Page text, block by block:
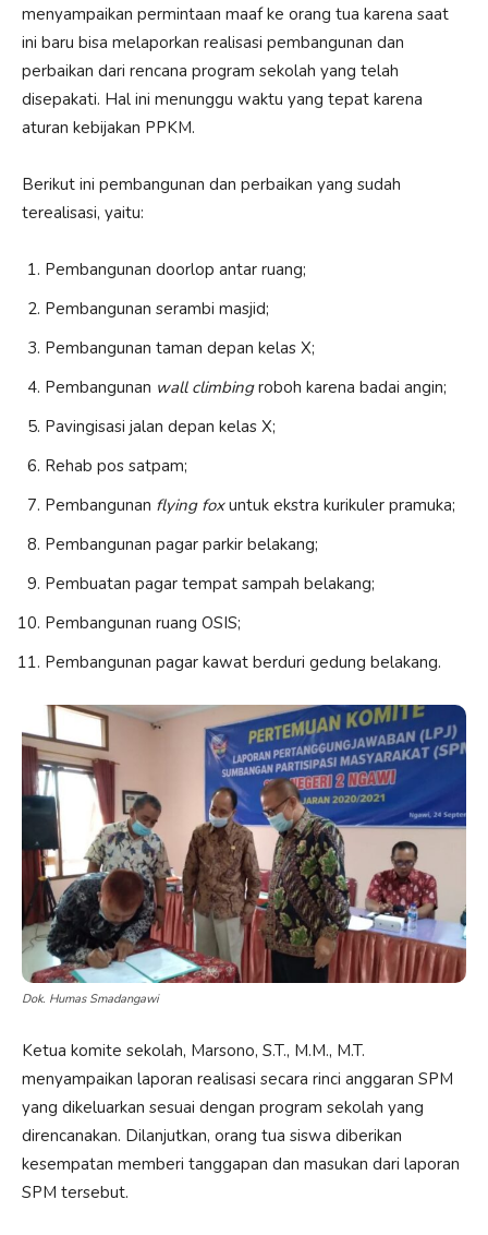
menyampaikan permintaan maaf ke orang tua karena saat
ini baru bisa melaporkan realisasi pembangunan dan
perbaikan dari rencana program sekolah yang telah
disepakati. Hal ini menunggu waktu yang tepat karena
aturan kebijakan PPKM.
Berikut ini pembangunan dan perbaikan yang sudah
terealisasi, yaitu:
Pembangunan doorlop antar ruang;
Pembangunan serambi masjid;
Pembangunan taman depan kelas X;
Pembangunan wall climbingroboh karena badai angin;
Pavingisasi jalan depan kelas X;
Rehab pos satpam;
Pembangunan flying foxuntuk ekstra kurikuler pramuka;
Pembangunan pagar parkir belakang;
Pembuatan pagar tempat sampah belakang;
Pembangunan ruang OSIS;
Pembangunan pagar kawat berduri gedung belakang.
Dok. Humas Smadangawi
Ketua komite sekolah, Marsono, S.T., M.M., M.T.
menyampaikan laporan realisasi secara rinci anggaran SPM
yang dikeluarkan sesuai dengan program sekolah yang
direncanakan. Dilanjutkan, orang tua siswa diberikan
kesempatan memberi tanggapan dan masukan dari laporan
SPM tersebut.